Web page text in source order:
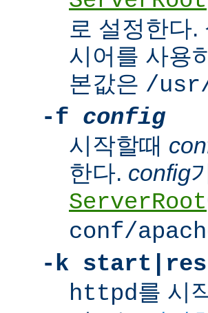
로 설정한다
시어를 사용
본값은 /
-f config
시작할때
한다. config
ServerRoot
conf/
-k
httpd를 시